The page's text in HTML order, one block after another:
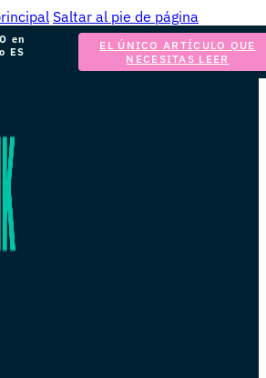
Saltar al pie de página
en
ES
EL ÚNICO ARTÍCULO QUE
NECESITAS LEER